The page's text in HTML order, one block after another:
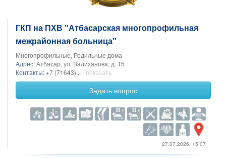
ГКП на ПХВ "Атбасарская многопрофильная
межрайонная больница"
Многопрофильные, Родильные дома
Адрес:Атбасар, ул. Валиханова, д. 15
Контакты: +7 (71643)... - показать
Задать вопрос
27.07.2026, 15:07